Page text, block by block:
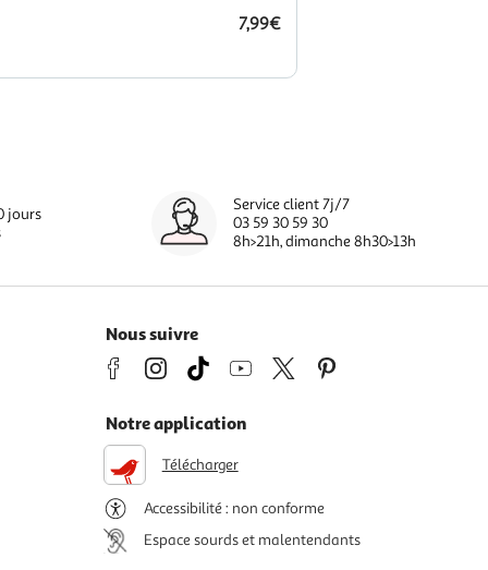
7,99€
jours
Service client 7j/7
03 59 30 59 30
8h>21h, dimanche 8h30>13h
Nous suivre
Notre application
Télécharger
Accessibilité : non conforme
Espace sourds et malentendants